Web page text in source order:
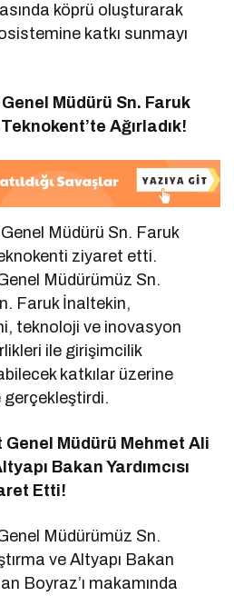
köprü oluşturarak
katkı sunmayı
Müdürü Sn. Faruk
Ağırladık!
Müdürü Sn. Faruk
ziyaret etti.
Müdürümüz Sn.
Faruk İnaltekin,
teknoloji ve inovasyon
ile girişimcilik
katkılar üzerine
gerçekleştirdi.
Müdürü Mehmet Ali
Bakan Yardımcısı
Etti!
Müdürümüz Sn.
ve Altyapı Bakan
Boyraz’ı makamında